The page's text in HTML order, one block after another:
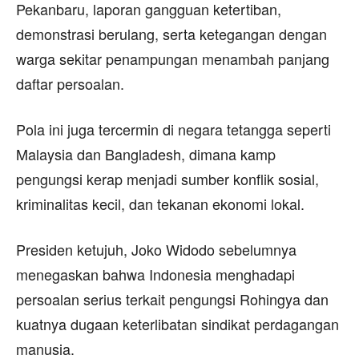
Pekanbaru, laporan gangguan ketertiban,
demonstrasi berulang, serta ketegangan dengan
warga sekitar penampungan menambah panjang
daftar persoalan.
Pola ini juga tercermin di negara tetangga seperti
Malaysia dan Bangladesh, dimana kamp
pengungsi kerap menjadi sumber konflik sosial,
kriminalitas kecil, dan tekanan ekonomi lokal.
Presiden ketujuh, Joko Widodo sebelumnya
menegaskan bahwa Indonesia menghadapi
persoalan serius terkait pengungsi Rohingya dan
kuatnya dugaan keterlibatan sindikat perdagangan
manusia.